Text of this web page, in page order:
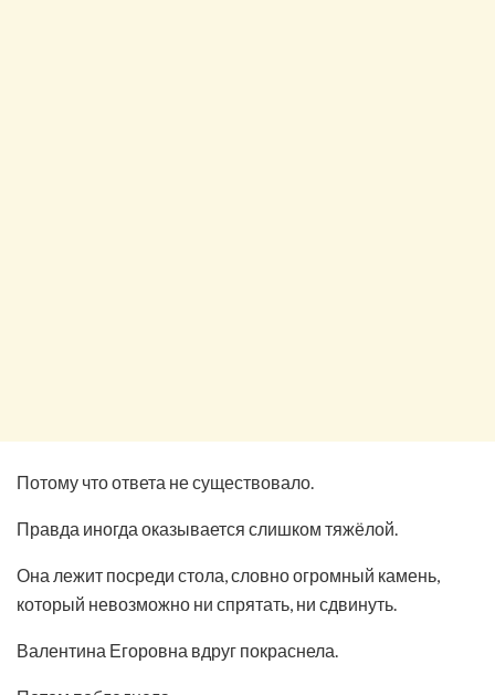
Потому что ответа не существовало.
Правда иногда оказывается слишком тяжёлой.
Она лежит посреди стола, словно огромный камень,
который невозможно ни спрятать, ни сдвинуть.
Валентина Егоровна вдруг покраснела.